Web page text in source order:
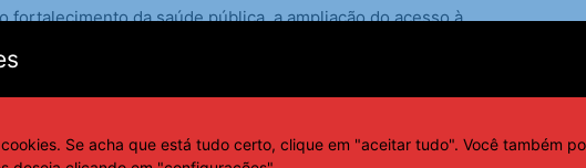
fortalecimento da saúde pública, a ampliação do acesso à
75 ANOS, O BRASIL AVANÇOU
Se acha que está tudo certo, clique em "aceitar tudo". Você também